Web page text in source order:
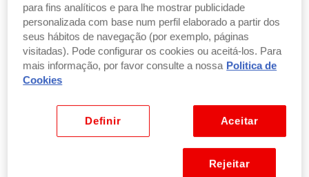
Não consegue receber mais de um terço do
vencimento que normalmente receberia, devido à
incapacidade
Não se prevê que recupere, no prazo de três anos,
normalmente ganharia.
Se à data do requerimento da pensão exercer, ao
mesmo tempo, mais do que uma profissão, a redução
para fins analíticos e para lhe mostrar publicidade
personalizada com base num perfil elaborado a partir dos
seus hábitos de navegação (por exemplo, páginas
visitadas). Pode configurar os cookies ou aceitá-los. Para
mais informação, por favor consulte a nossa Politica de
Cookies
Aceitar
Definir
Rejeitar